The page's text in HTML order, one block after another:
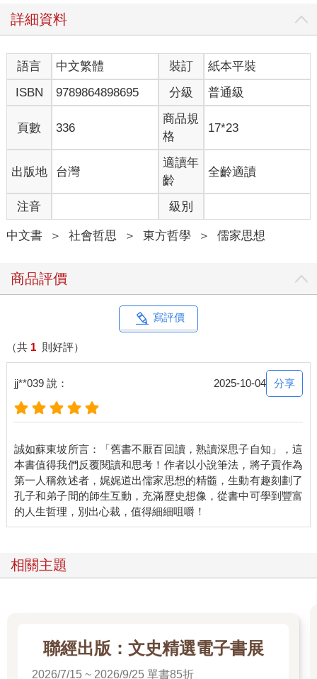
詳細資料
語言 中文繁體 裝訂
紙本平裝
ISBN
9789864898695 分級 普通級
頁數 336
商品規
格
17*23
出版地 台灣
適讀年
齡
全齡適讀
注音 級別
中文書 ＞ 社會哲思 ＞ 東方哲學 ＞ 儒家思想
商品評價
寫評價
（共 1 則好評）
jj**039 說： 2025-10-04 分享
誠如蘇東坡所言：「舊書不厭百回讀，熟讀深思子自知」，這
本書值得我們反覆閱讀和思考！作者以小說筆法，將子貢作為
第一人稱敘述者，娓娓道出儒家思想的精髓，生動有趣刻劃了
孔子和弟子間的師生互動，充滿歷史想像，從書中可學到豐富
相關主題
聯經出版：文史精選電子書展
2026/7/15 ~ 2026/9/25 單書85折